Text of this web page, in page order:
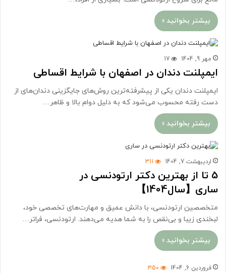
بیشتر بخوانید »
مهر 9, 1404 17
ایمپلنت دندان در اصفهان با شرایط اقساطی
ایمپلنت دندان یکی از پیشرفته‌ترین روش‌های جایگزینی دندان‌های از
دست ‌رفته محسوب می‌شود که به دلیل دوام بالا و ظاهر…
بیشتر بخوانید »
اردیبهشت 7, 1404 311
5 تا از بهترین دکتر ارتودنسی در
ساری【سال1404】
متخصصین ارتودنسی، با دانش عمیق و مهارت‌های تخصصی خود،
لبخندی زیبا و بی‌نقص را به شما هدیه می‌دهند. ارتودنسی، فراتر…
بیشتر بخوانید »
فروردین 6, 1404 350